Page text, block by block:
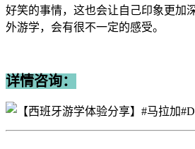
好笑的事情，这也会让自己印象更加
外游学，会有很不一定的感受。
详情咨询：